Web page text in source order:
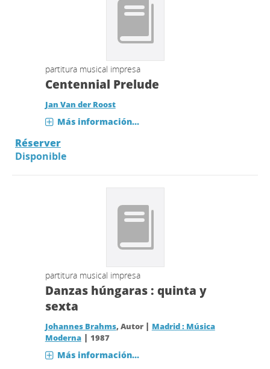
partitura musical impresa
Centennial Prelude
Jan Van der Roost
Más información...
Réserver
Disponible
partitura musical impresa
Danzas húngaras : quinta y
sexta
Johannes Brahms, Autor | Madrid : Música
Moderna| 1987
Más información...